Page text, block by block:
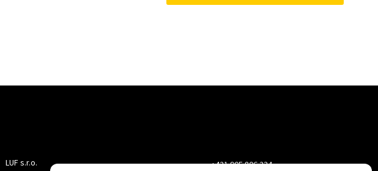
LUF s.r.o. +421 905 806 234